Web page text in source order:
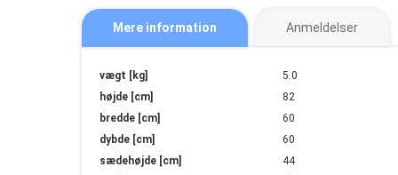
Mere information
Mere
information
vægt [kg]
5.0
højde [cm]
82
bredde [cm]
60
dybde [cm]
60
sædehøjde [cm]
44
Anmeldelser